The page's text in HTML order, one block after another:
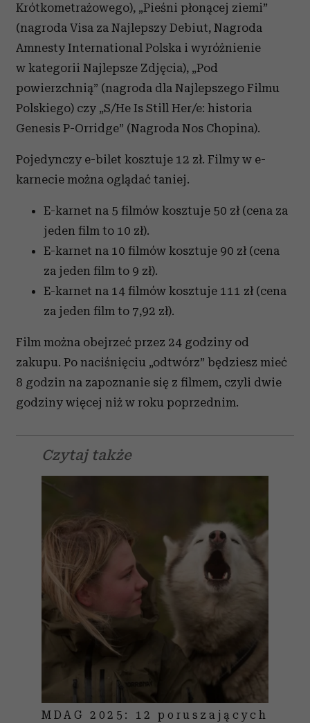
Krótkometrażowego), „Pieśni płonącej ziemi”
(nagroda Visa za Najlepszy Debiut, Nagroda
Amnesty International Polska i wyróżnienie
w kategorii Najlepsze Zdjęcia), „Pod
powierzchnią” (nagroda dla Najlepszego Filmu
Polskiego) czy „S/He Is Still Her/e: historia
Genesis P-Orridge” (Nagroda Nos Chopina).
Pojedynczy e-bilet kosztuje 12 zł. Filmy w e-
karnecie można oglądać taniej.
E-karnet na 5 filmów kosztuje 50 zł (cena za
jeden film to 10 zł).
E-karnet na 10 filmów kosztuje 90 zł (cena
za jeden film to 9 zł).
E-karnet na 14 filmów kosztuje 111 zł (cena
za jeden film to 7,92 zł).
Film można obejrzeć przez 24 godziny od
zakupu. Po naciśnięciu „odtwórz” będziesz mieć
8 godzin na zapoznanie się z filmem, czyli dwie
godziny więcej niż w roku poprzednim.
Czytaj także
MDAG 2025: 12 poruszających